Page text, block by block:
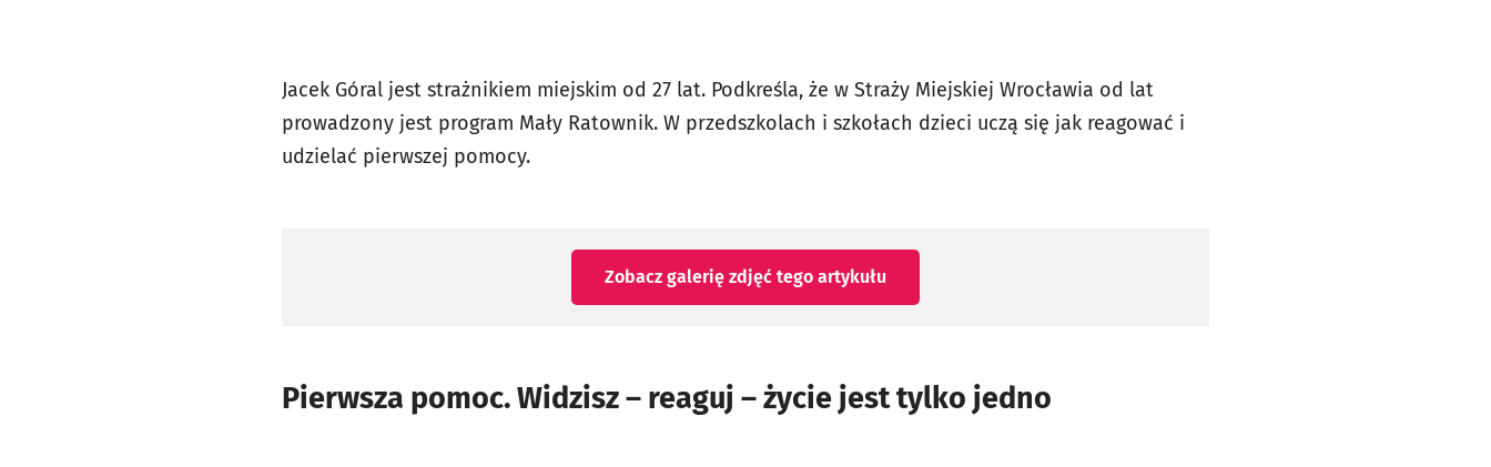
Jacek Góral jest strażnikiem miejskim od 27 lat. Podkreśla, że w Straży Miejskiej Wrocławia od lat
prowadzony jest program Mały Ratownik. W przedszkolach i szkołach dzieci uczą się jak reagować i
udzielać pierwszej pomocy.
Zobacz galerię zdjęć tego artykułu
Pierwsza pomoc. Widzisz – reaguj – życie jest tylko jedno